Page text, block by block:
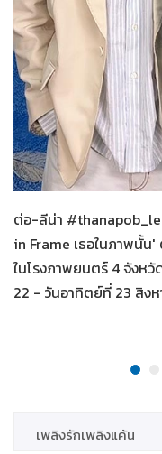
08-08-2569
ต่อ-ลีน่า
in Frame เธอในภาพนั้น
ในโรงภาพยนตร์ 4 จังหวั
22 - วันอาทิตย์ที่ 23 สิงห